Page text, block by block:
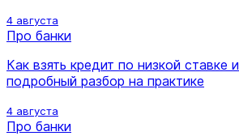
4 августа
Про банки
Как взять кредит по низкой ставке
подробный разбор на практике
4 августа
Про банки